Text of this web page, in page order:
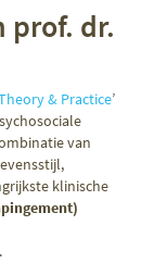
prof. dr.
& Practice’
van
klinische